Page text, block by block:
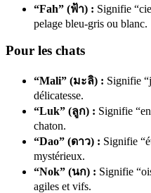
“Fah” (ฟ้า) : Signifie
pelage bleu-gris ou blanc.
Pour les chats
“Mali” (มะลิ) : Signifie
délicatesse.
“Luk” (ลูก) : Signifie
chaton.
“Dao” (ดาว) : Signifie
mystérieux.
“Nok” (นก) : Signifie
agiles et vifs.